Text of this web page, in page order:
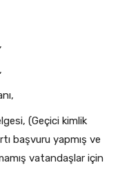
(Geçici kimlik
başvuru yapmış ve
vatandaşlar için